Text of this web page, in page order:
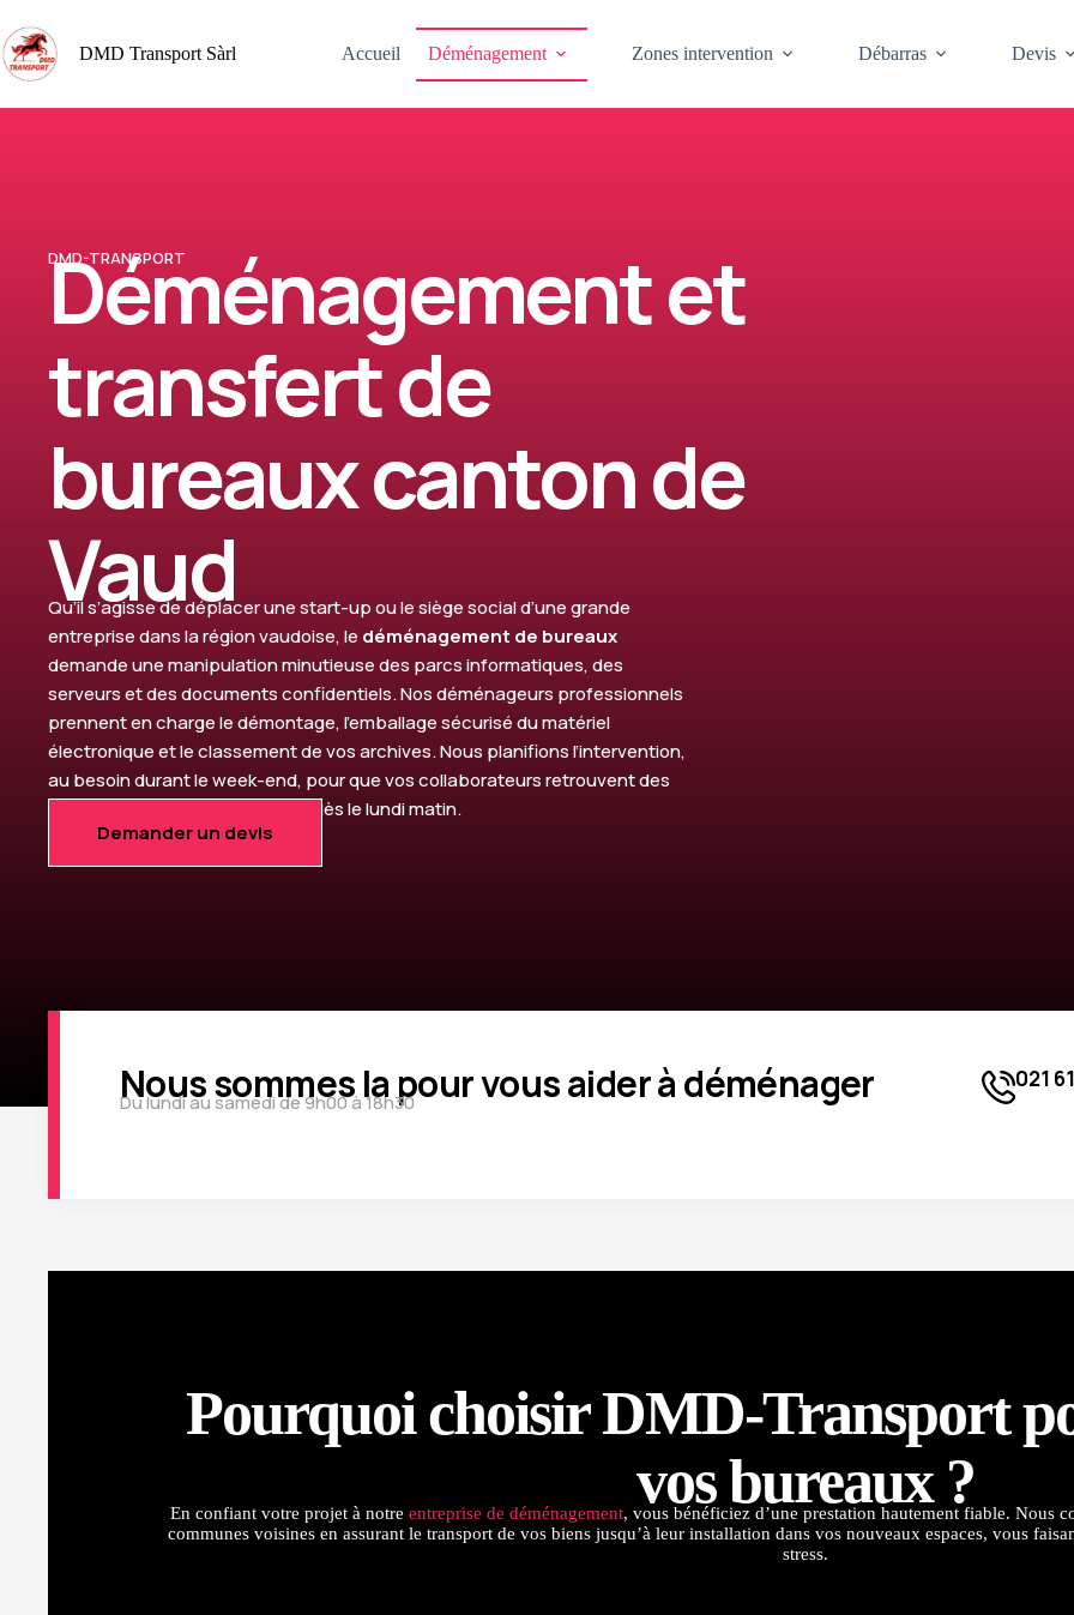
DMD Transport Sàrl Accueil Déménagement Zones intervention Débarras Devis
DMD-TRANSPORT
Déménagement et
transfert de
bureaux canton de
Vaud
Qu’il s’agisse de déplacer une start-up ou le siège social d’une grande
entreprise dans la région vaudoise, le déménagement de bureaux
demande une manipulation minutieuse des parcs informatiques, des
serveurs et des documents confidentiels. Nos déménageurs professionnels
prennent en charge le démontage, l’emballage sécurisé du matériel
électronique et le classement de vos archives. Nous planifions l’intervention,
au besoin durant le week-end, pour que vos collaborateurs retrouvent des
postes de travail opérationnels dès le lundi matin.
Demander un devis
Nous sommes la pour vous aider à déménager
Du lundi au samedi de 9h00 à 18h30
021
Pourquoi choisir DMD-Transport
vos bureaux ?
En confiant votre projet à notre entreprise de déménagement, vous bénéficiez d’une prestation hautement fiable. Nous
communes voisines en assurant le transport de vos biens jusqu’à leur installation dans vos nouveaux espaces, vous
stress.